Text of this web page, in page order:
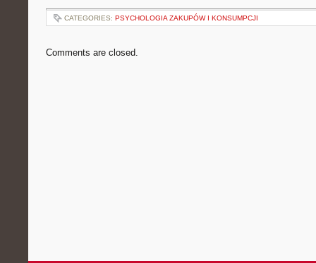
CATEGORIES: PSYCHOLOGIA ZAKUPÓW I KONSUMPCJI
Comments are closed.